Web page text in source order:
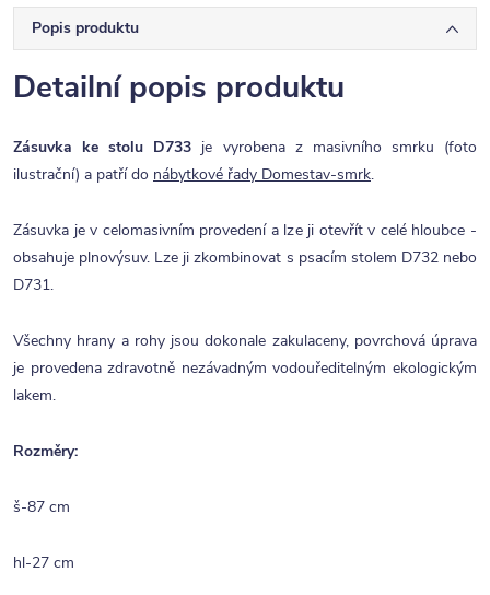
Popis produktu
Detailní popis produktu
Zásuvka ke stolu D733 je vyrobena z masivního smrku (foto
ilustrační) a patří do nábytkové řady Domestav-smrk.
Zásuvka je v celomasivním provedení a lze ji otevřít v celé hloubce -
obsahuje plnovýsuv. Lze ji zkombinovat s psacím stolem D732 nebo
D731.
Všechny hrany a rohy jsou dokonale zakulaceny, povrchová úprava
je provedena zdravotně nezávadným vodouředitelným ekologickým
lakem.
Rozměry:
š-87 cm
hl-27 cm